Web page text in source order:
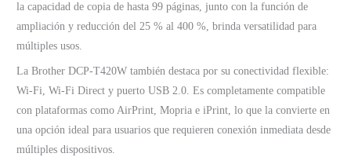
la capacidad de copia de hasta 99 páginas, junto con la función de
ampliación y reducción del 25 % al 400 %, brinda versatilidad para
múltiples usos.
La Brother DCP-T420W también destaca por su conectividad flexible:
Wi-Fi, Wi-Fi Direct y puerto USB 2.0. Es completamente compatible
con plataformas como AirPrint, Mopria e iPrint, lo que la convierte en
una opción ideal para usuarios que requieren conexión inmediata desde
múltiples dispositivos.